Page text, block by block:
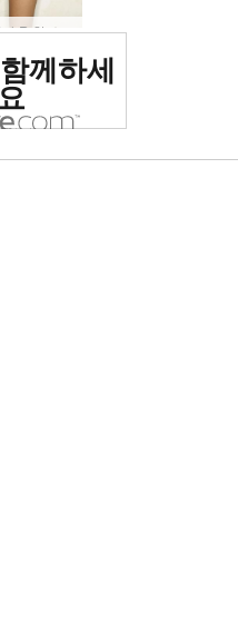
빅토리아 R 핫 쇼츠 #49
가됨께하세
요
빅토리아 R 핫 쇼츠 #65
빅토리아 R 레드 핫 #9
빅토리아 R 레드 핫 #41
빅토리아 R 레드 핫 #53
빅토리아 R 브라질 폭탄 #24
빅토리아 R 핫 쇼츠 #33
로틱 사이트
께하세
빅토리아 R 슈팅스타 #80
빅토리아 R 레드 핫 #49
빅토리아 R 브라질 폭탄 #28Victoria R 지배자 부분 1 #52
빅토리아 R 핫 쇼츠 #17
빅토리아 R 섹시 소파 #44
로틱 사이트
께하세
빅토리아 R 핫 쇼츠 #37
빅토리아 R 블랙 바디 #28
빅토리아 R 블랙 바디 #32
빅토리아 R 브라질 폭탄 #36
빅토리아 R 블랙 바디 #76
빅토리아 R 아메리칸 어패럴 걸 #42
로틱 사이트
께하세
빅토리아 R 피트니스 #69
빅토리아 R 섹시 소파 #24
빅토리아 R 블랙 바디 #68
빅토리아 R 빅토리아 시크릿 걸 #69
빅토리아 R 블랙 바디 #48
빅토리아 R 조각품 #68
알몸 #11한나 포슬린 스킨 #8
빅토리아 R 섹시 소파 #16
여신 #18
로틱 사이트
께하세
타샤 팬티 스타킹 #9
성 인물 #23
타샤 콘트라스트 #49
소개 #10타샤 벌거벗은 올림픽 선수 #24
Anna L Hegre 모델 #44
로틱 사이트
께하세
빅토리아 R 진주 부분 2 #57
케이티 아프로디테 #42
엘비라 블랙 레깅스 #59
빅토리아 R 진주 부분 2 #13
Teti 관능적 인 누드 #41
Anna L 여성 인물 #15
로틱 사이트
께하세
Anna L 여성 인물 #27